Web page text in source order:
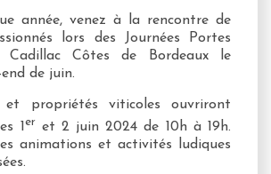
année, venez à la rencontre de
lors des Journées Portes
Cadillac Côtes de Bordeaux le
de juin.
et propriétés viticoles ouvriront
1 er et 2 juin 2024 de 10h à 19h.
animations et activités ludiques